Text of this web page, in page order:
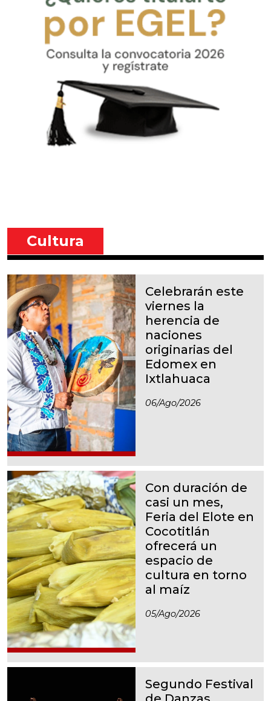
Cultura
Celebrarán este
viernes la
herencia de
naciones
originarias del
Edomex en
Ixtlahuaca
06/ago/2026
Con duración de
casi un mes,
Feria del Elote en
Cocotitlán
ofrecerá un
espacio de
cultura en torno
al maíz
05/ago/2026
Segundo Festival